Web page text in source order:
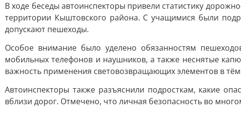
В ходе беседы автоинспекторы привели статистику
территории Кыштовского района. С учащимися были
допускают пешеходы.
Особое внимание было уделено обязанностям
мобильных телефонов и наушников, а также неснятые
важность применения световозвращающих элементов в
Автоинспекторы также разъяснили подросткам, какие
вблизи дорог. Отмечено, что личная безопасность во